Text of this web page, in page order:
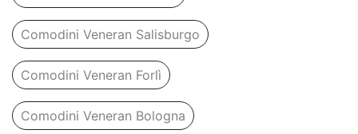
Comodini Veneran Salisburgo
Comodini Veneran Forlì
Comodini Veneran Bologna